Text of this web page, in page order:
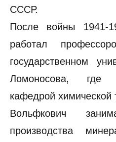
СССР.
После войны 1941-
работал
государственном
Ломоносова, где
кафедрой химической
Вольфкович
производства